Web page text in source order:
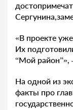
«В проекте
Их
“Мой район”»,
На одной из
факты про